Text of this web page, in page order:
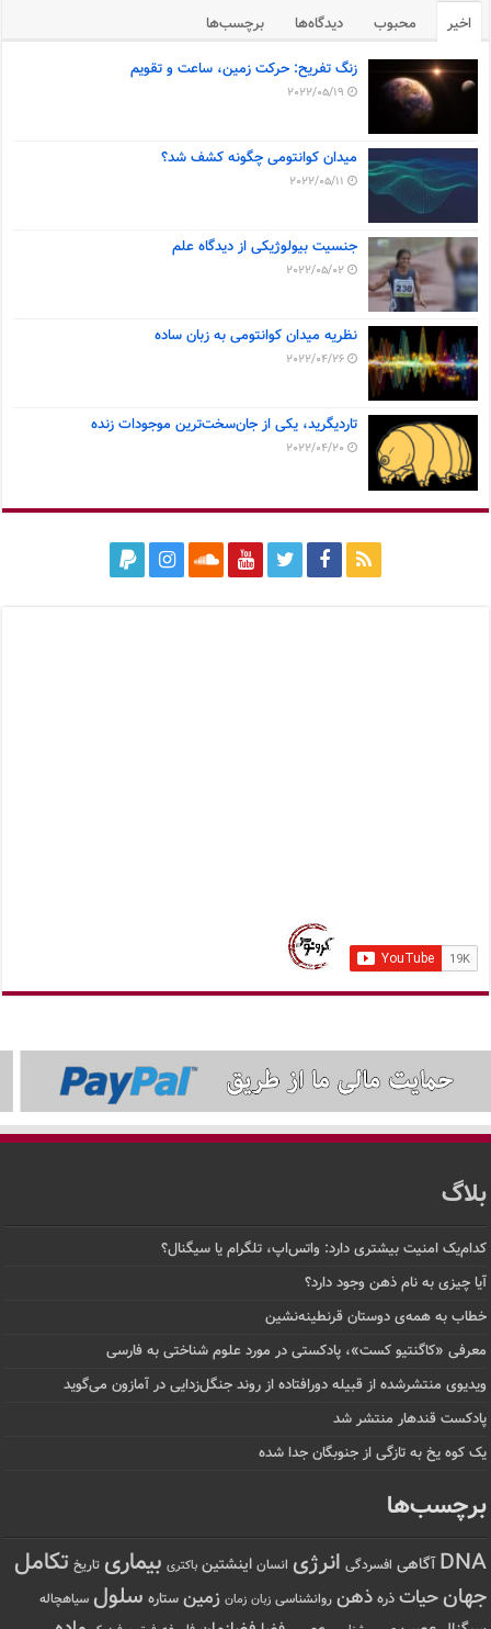
اخیر محبوب دیدگاه‌ها برچسب‌ها
زنگ تفریح: حرکت زمین، ساعت و تقویم
2022/05/19
میدان کوانتومی چگونه کشف شد؟
2022/05/11
جنسیت بیولوژیکی از دیدگاه علم
2022/05/02
نظریه میدان کوانتومی به زبان ساده
2022/04/26
تاردیگرید، یکی از جان‌سخت‌ترین موجودات زنده
2022/04/20
بلاگ
کدام‌یک امنیت بیشتری دارد: واتس‌اپ، تلگرام یا سیگنال؟
آیا چیزی به نام ذهن وجود دارد؟
خطاب به همه‌ی دوستان قرنطینه‌نشین
معرفی «کاگنتیو کست»، پادکستی در مورد علوم شناختی به فارسی
ویدیوی منتشرشده از قبیله دورافتاده‌ از روند جنگل‌زدایی در آمازون می‌گوید
پادکست قندهار منتشر شد
یک کوه یخ به تازگی از جنوبگان جدا شده
برچسب‌ها
DNA آگاهی افسردگی انرژی انسان اینشتین باکتری بیماری تاریخ تکامل
جهانحیات ذره ذهن روانشناسی زبان زمان زمین ستاره سلول سیاهچاله